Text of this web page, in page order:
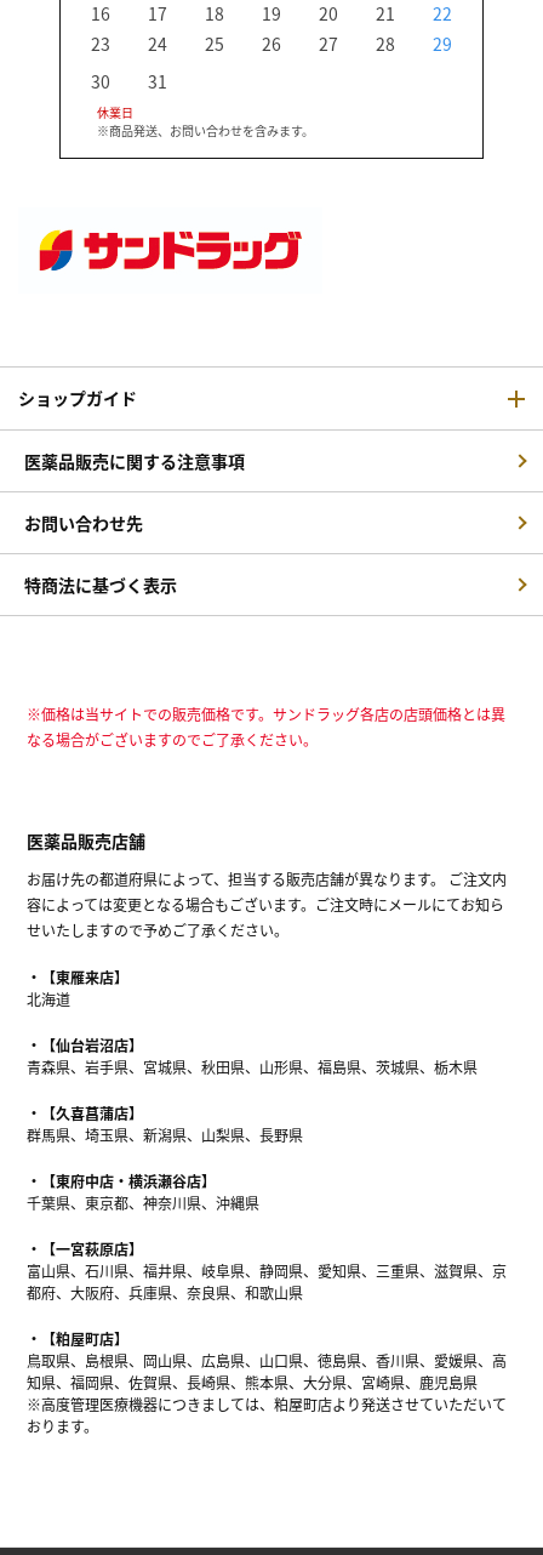
16
17 18 19 20 21
22
23
24 25 26 27 28
29
30
31
休業日
※商品発送、お問い合わせを含みます。
ショップガイド
医薬品販売に関する注意事項
お問い合わせ先
特商法に基づく表示
※価格は当サイトでの販売価格です。サンドラッグ各店の店頭価格とは異
なる場合がございますのでご了承ください。
医薬品販売店舗
お届け先の都道府県によって、担当する販売店舗が異なります。 ご注文内
容によっては変更となる場合もございます。ご注文時にメールにてお知ら
せいたしますので予めご了承ください。
【東雁来店】
北海道
【仙台岩沼店】
青森県、岩手県、宮城県、秋田県、山形県、福島県、茨城県、栃木県
【久喜菖蒲店】
群馬県、埼玉県、新潟県、山梨県、長野県
【東府中店・横浜瀬谷店】
千葉県、東京都、神奈川県、沖縄県
【一宮萩原店】
富山県、石川県、福井県、岐阜県、静岡県、愛知県、三重県、滋賀県、京
都府、大阪府、兵庫県、奈良県、和歌山県
【粕屋町店】
鳥取県、島根県、岡山県、広島県、山口県、徳島県、香川県、愛媛県、高
知県、福岡県、佐賀県、長崎県、熊本県、大分県、宮崎県、鹿児島県
※高度管理医療機器につきましては、粕屋町店より発送させていただいて
おります。